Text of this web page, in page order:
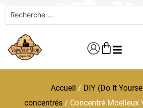
Accueil / DIY (Do It
concentrés/ Concentré Moelleux